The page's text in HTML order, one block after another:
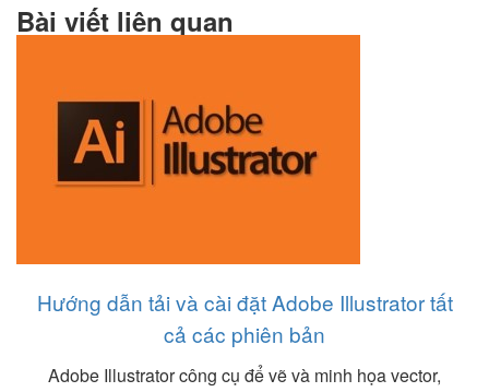
Bài viết liên quan
Hướng dẫn tải và cài đặt Adobe Illustrator tất
cả các phiên bản
Adobe Illustrator công cụ để vẽ và minh họa vector,